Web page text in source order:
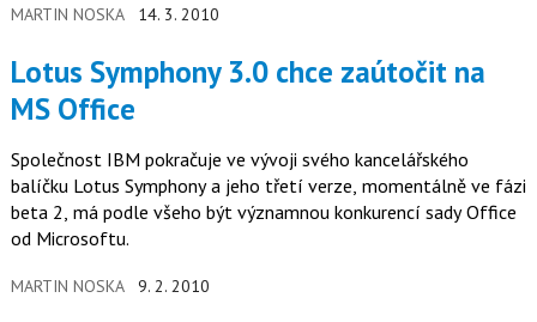
MARTIN NOSKA 14. 3. 2010
Lotus Symphony 3.0 chce zaútočit na
MS Office
Společnost IBM pokračuje ve vývoji svého kancelářského
balíčku Lotus Symphony a jeho třetí verze, momentálně ve fázi
beta 2, má podle všeho být významnou konkurencí sady Office
od Microsoftu.
MARTIN NOSKA 9. 2. 2010